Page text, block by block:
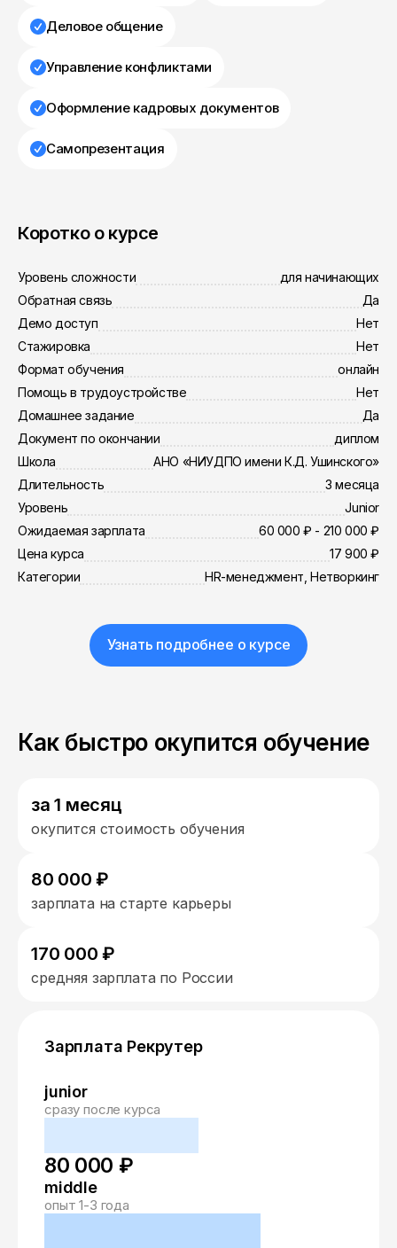
Деловое общение
Управление конфликтами
Оформление кадровых документов
Самопрезентация
Коротко о курсе
Уровень сложности
для начинающих
Обратная связь
Да
Демо доступ
Нет
Стажировка
Нет
Формат обучения
онлайн
Помощь в трудоустройстве
Нет
Домашнее задание
Да
Документ по окончании
диплом
Школа
АНО «НИУДПО имени К.Д. Ушинского»
Длительность
3 месяца
Уровень
Junior
Ожидаемая зарплата
60 000 ₽ - 210 000 ₽
Цена курса
17 900 ₽
Категории
HR-менеджмент, Нетворкинг
Узнать подробнее о курсе
Как быстро окупится обучение
за 1 месяц
окупится стоимость обучения
80 000 ₽
зарплата на старте карьеры
170 000 ₽
средняя зарплата по России
Зарплата Рекрутер
junior
сразу после курса
80 000 ₽
middle
опыт 1-3 года